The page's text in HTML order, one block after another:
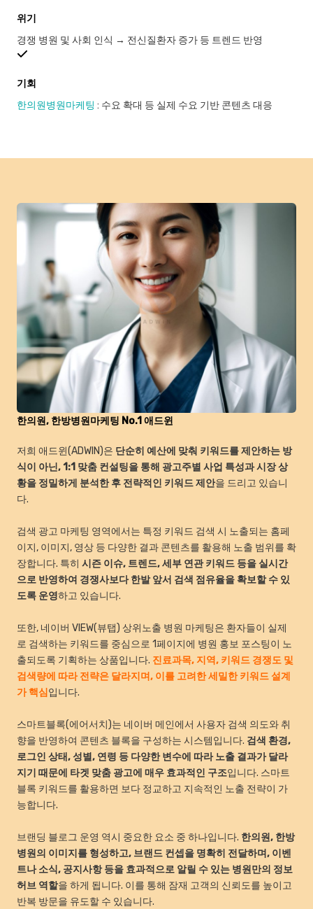
위기
경쟁 병원 및 사회 인식 → 전신질환자 증가 등 트렌드 반영
기회
한의원병원마케팅 : 수요 확대 등 실제 수요 기반 콘텐츠 대응
한의원, 한방병원마케팅 No.1 애드윈
저희 애드윈(ADWIN)은 단순히 예산에 맞춰 키워드를 제안하는 방
식이 아닌, 1:1 맞춤 컨설팅을 통해 광고주별 사업 특성과 시장 상
황을 정밀하게 분석한 후 전략적인 키워드 제안을 드리고 있습니
다.
검색 광고 마케팅 영역에서는 특정 키워드 검색 시 노출되는 홈페
이지, 이미지, 영상 등 다양한 결과 콘텐츠를 활용해 노출 범위를 확
장합니다. 특히 시즌 이슈, 트렌드, 세부 연관 키워드 등을 실시간
으로 반영하여 경쟁사보다 한발 앞서 검색 점유율을 확보할 수 있
도록 운영하고 있습니다.
또한, 네이버 VIEW(뷰탭) 상위노출 병원 마케팅은 환자들이 실제
로 검색하는 키워드를 중심으로 1페이지에 병원 홍보 포스팅이 노
출되도록 기획하는 상품입니다. 진료과목, 지역, 키워드 경쟁도 및
검색량에 따라 전략은 달라지며, 이를 고려한 세밀한 키워드 설계
가 핵심 입니다.
스마트블록(에어서치)는 네이버 메인에서 사용자 검색 의도와 취
향을 반영하여 콘텐츠 블록을 구성하는 시스템입니다. 검색 환경,
로그인 상태, 성별, 연령 등 다양한 변수에 따라 노출 결과가 달라
지기 때문에 타겟 맞춤 광고에 매우 효과적인 구조입니다. 스마트
블록 키워드를 활용하면 보다 정교하고 지속적인 노출 전략이 가
능합니다.
브랜딩 블로그 운영 역시 중요한 요소 중 하나입니다. 한의원, 한방
병원의 이미지를 형성하고, 브랜드 컨셉을 명확히 전달하며, 이벤
트나 소식, 공지사항 등을 효과적으로 알릴 수 있는 병원만의 정보
허브 역할을 하게 됩니다. 이를 통해 잠재 고객의 신뢰도를 높이고
반복 방문을 유도할 수 있습니다.